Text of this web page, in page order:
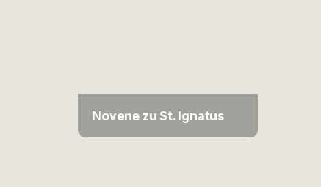
Novene zu St. Ignatus